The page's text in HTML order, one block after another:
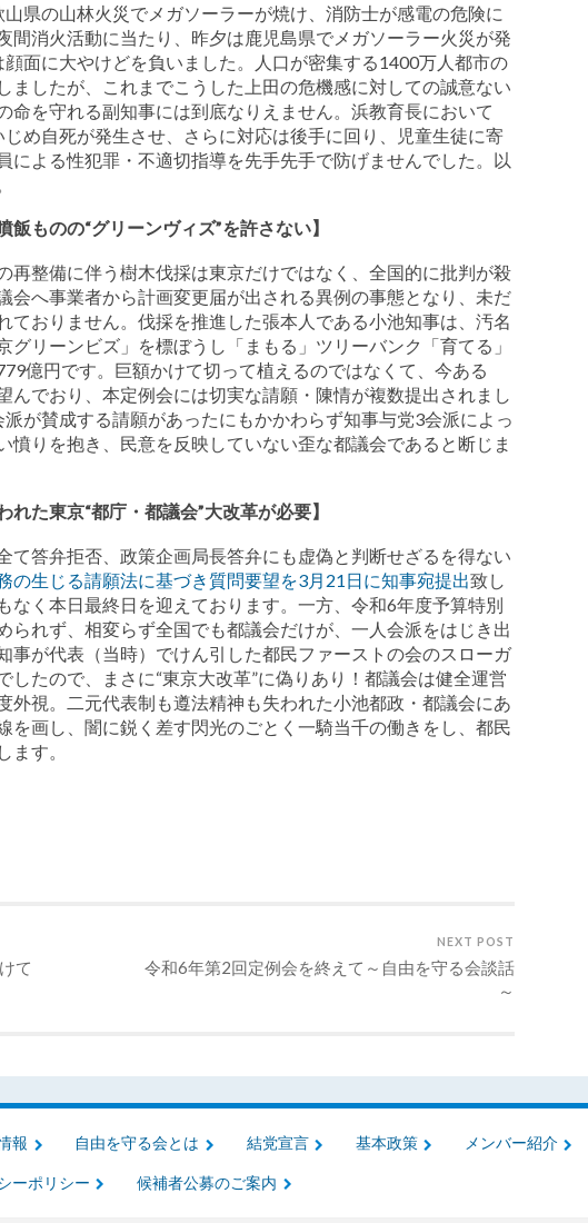
県の山林火災でメガソーラーが焼け、消防士が感電の危険に
間消火活動に当たり、昨夕は鹿児島県でメガソーラー火災が発
面に大やけどを負いました。人口が密集する1400万人都市の
ましたが、これまでこうした上田の危機感に対しての誠意ない
命を守れる副知事には到底なりえません。浜教育長において
め自死が発生させ、さらに対応は後手に回り、児童生徒に寄
による性犯罪・不適切指導を先手先手で防げませんでした。以
飯ものの“グリーンヴィズ”を許さない】
再整備に伴う樹木伐採は東京だけではなく、全国的に批判が殺
会へ事業者から計画変更届が出される異例の事態となり、未だ
ておりません。伐採を推進した張本人である小池知事は、汚名
リーンビズ」を標ぼうし「まもる」ツリーバンク「育てる」
億円です。巨額かけて切って植えるのではなくて、今ある
んでおり、本定例会には切実な請願・陳情が複数提出されまし
が賛成する請願があったにもかかわらず知事与党3会派によっ
憤りを抱き、民意を反映していない歪な都議会であると断じま
れた東京“都庁・都議会”大改革が必要】
て答弁拒否、政策企画局長答弁にも虚偽と判断せざるを得ない
の生じる請願法に基づき質問要望を3月21日に知事宛提出致し
なく本日最終日を迎えております。一方、令和6年度予算特別
られず、相変らず全国でも都議会だけが、一人会派をはじき出
事が代表（当時）でけん引した都民ファーストの会のスローガ
したので、まさに“東京大改革”に偽りあり！都議会は健全運営
外視。二元代表制も遵法精神も失われた小池都政・都議会にあ
を画し、闇に鋭く差す閃光のごとく一騎当千の働きをし、都民
ます。
て
NEXT POST
令和6年第2回定例会を終えて～自由を守る会談話
～
報 自由を守る会とは 結党宣言 基本政策 メンバー紹介
ーポリシー 候補者公募のご案内